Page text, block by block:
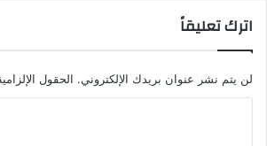
اترك تعليقاً
لن يتم نشر عنوان بريدك الإلكتروني. الحقول